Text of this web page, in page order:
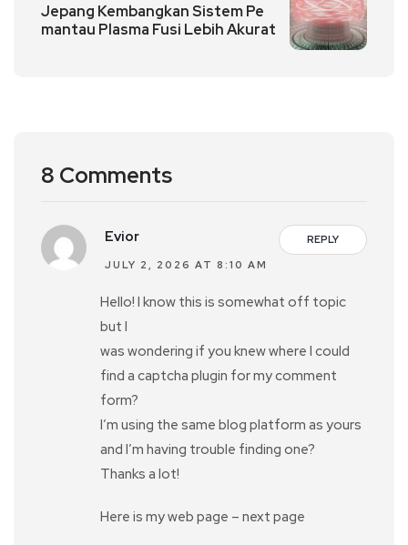
Jepang Kembangkan Sistem Pe
mantau Plasma Fusi Lebih Akurat
8 Comments
REPLY
Evior
JULY 2, 2026 AT 8:10 AM
Hello! I know this is somewhat off topic
but I
was wondering if you knew where I could
find a captcha plugin for my comment
form?
I’m using the same blog platform as yours
and I’m having trouble finding one?
Thanks a lot!
Here is my web page – next page